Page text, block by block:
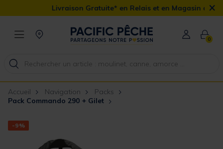
Livraison Gratuite* en Relais et en Magasin ainsi que la ×
0
Accueil Navigation
Packs
Pack Commando 290 + Gilet
-9%